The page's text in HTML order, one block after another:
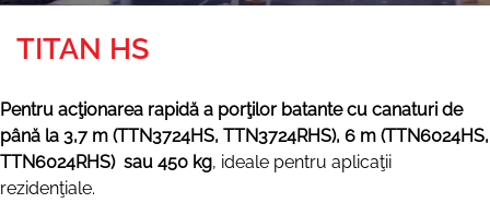
TITAN HS
Pentru acţionarea rapidă a porţilor batante cu canaturi de
până la 3,7 m (TTN3724HS, TTN3724RHS), 6 m (TTN6024HS,
TTN6024RHS) sau 450 kg, ideale pentru aplicaţii
rezidenţiale.